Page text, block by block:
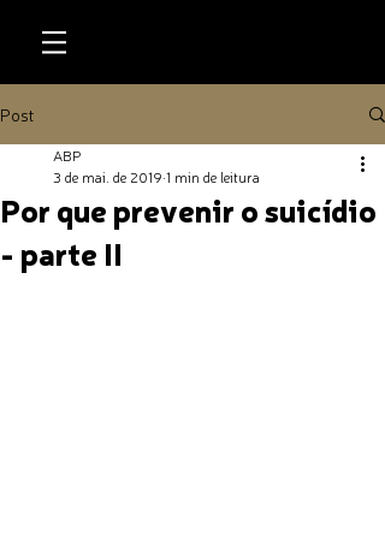
Post
Por que prevenir o suicídio
- parte II
ABP
3 de mai. de 2019 1 min de leitura